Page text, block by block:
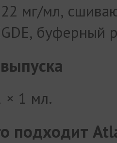
22 мг/мл,
буферный
1 мл.
подходит